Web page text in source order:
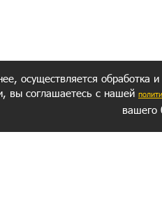
осуществляется обработка
вы соглашаетесь с нашей
вашего